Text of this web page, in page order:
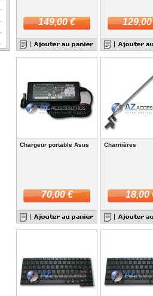
149,00 €
Chargeur portable Asus
70,00 €
Charnières
18,00